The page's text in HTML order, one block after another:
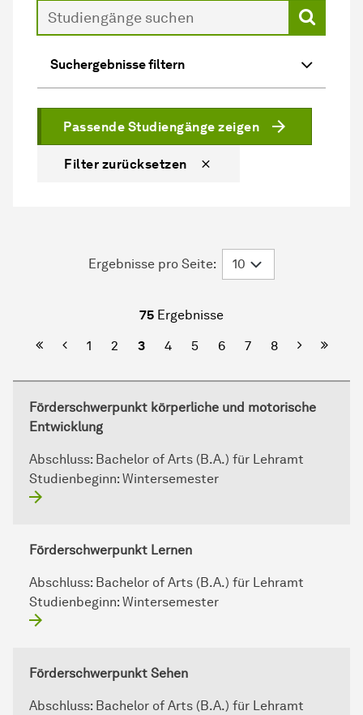
Suchergebnisse filtern
Passende Studiengänge zeigen
Filter zurücksetzen
Ergebnisse pro Seite:
75 Ergebnisse
Erste Seite
Vorherige
1 2 3 4 5 6 7 8 NächsteLetzte
Förderschwerpunkt körperliche und motorische
Entwicklung
Abschluss: Bachelor of Arts (B.A.) für Lehramt
Studienbeginn: Wintersemester
Förderschwerpunkt Lernen
Abschluss: Bachelor of Arts (B.A.) für Lehramt
Studienbeginn: Wintersemester
Förderschwerpunkt Sehen
Abschluss: Bachelor of Arts (B.A.) für Lehramt